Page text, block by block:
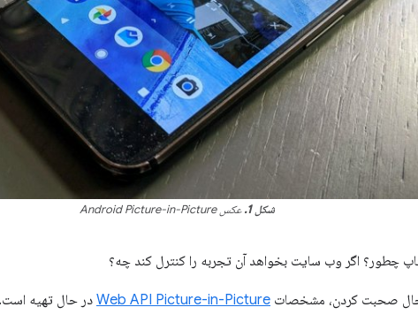
شکل 1. عکس Android Picture-in-Picture
چطور؟ اگر وب سایت بخواهد آن تجربه را کنترل کند چه؟
صحبت کردن، مشخصات Web API Picture-in-Picture در حال تهیه